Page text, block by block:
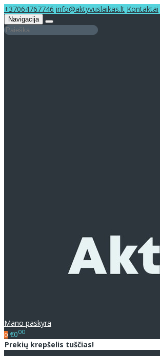
+37064767746 info@aktyvuslaikas.lt Kontaktai
Navigacija
Mano paskyra
0 €000
Prekių krepšelis tuščias!